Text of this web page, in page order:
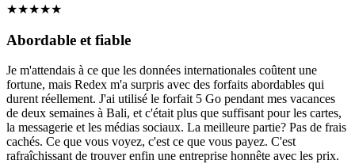
★★★★★
Abordable et fiable
Je m'attendais à ce que les données internationales coûtent une
fortune, mais Redex m'a surpris avec des forfaits abordables qui
durent réellement. J'ai utilisé le forfait 5 Go pendant mes vacances
de deux semaines à Bali, et c'était plus que suffisant pour les cartes,
la messagerie et les médias sociaux. La meilleure partie? Pas de frais
cachés. Ce que vous voyez, c'est ce que vous payez. C'est
rafraîchissant de trouver enfin une entreprise honnête avec les prix.